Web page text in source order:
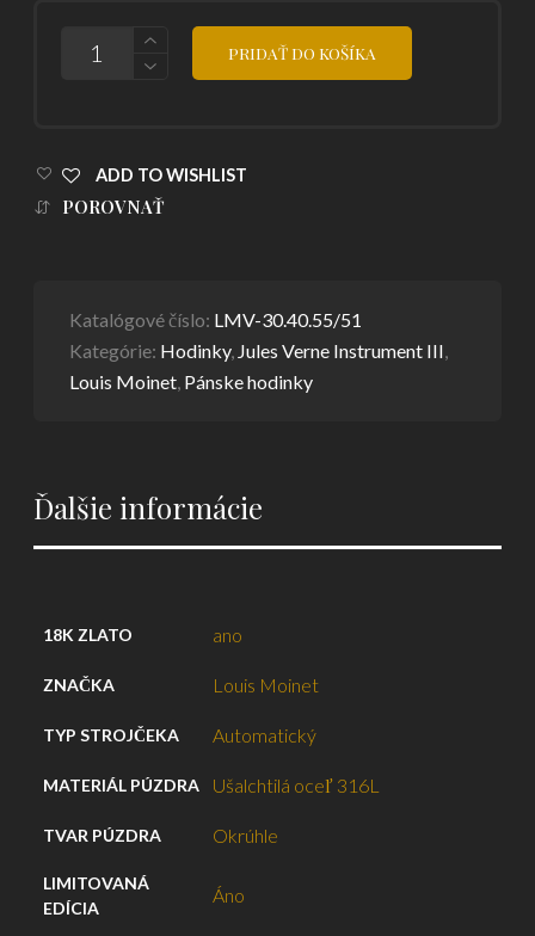
PRIDAŤ DO KOŠÍKA
ADD TO WISHLIST
POROVNAŤ
Katalógové číslo: LMV-30.40.55/51
Kategórie: Hodinky, Jules Verne Instrument III
Louis Moinet Pánske hodinky
Ďalšie informácie
18K ZLATO ano
ZNAČKA Louis Moinet
TYP STROJČEKA Automatický
MATERIÁL PÚZDRA Ušalchtilá oceľ 316L
TVAR PÚZDRA Okrúhle
LIMITOVANÁ
EDÍCIA
Áno